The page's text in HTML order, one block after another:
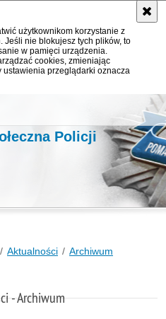
użytkownikom korzystanie z
Jeśli nie blokujesz tych plików, to
w pamięci urządzenia.
cookies, zmieniając
przeglądarki oznacza
Policji
Aktualności Archiwum
- Archiwum